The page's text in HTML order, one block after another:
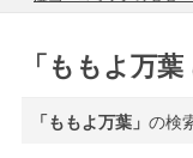
「ももよ万葉
「ももよ万葉」 の検